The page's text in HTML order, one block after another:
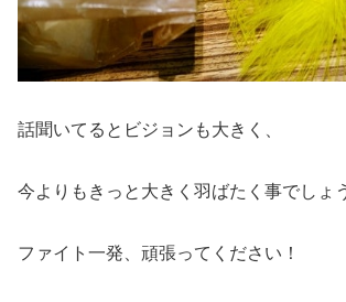
話聞いてるとビジョンも大きく、
今よりもきっと大きく羽ばたく事でしょ
ファイト一発、頑張ってください！